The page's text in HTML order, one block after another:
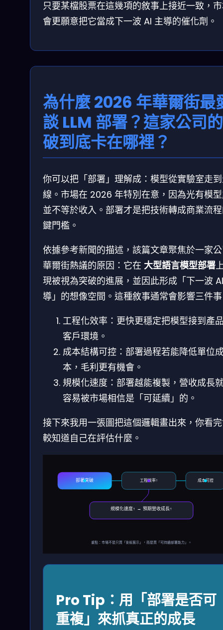
只要某檔股票在這幾項的敘事上接近一致，
會更願意把它當成下一波 AI 主導的催化劑。
為什麼 2026 年華爾街最
談 LLM 部署？這家公司
破到底卡在哪裡？
你可以把「部署」理解成：模型從實驗室走
線。市場在 2026 年特別在意，因為光有模
並不等於收入。部署才是把技術轉成商業流
鍵門檻。
依據參考新聞的描述，該篇文章聚焦於一家
華爾街熱議的原因：它在 大型語言模型部署
現被視為突破的進展，並因此形成「下一波
導」的想像空間。這種敘事通常會影響三件
工程化效率：更快更穩定把模型接到產
客戶環境。
成本結構可控：部署過程若能降低單位
本，毛利更有機會。
規模化速度：部署越能複製，營收成長
容易被市場相信是「可延續」的。
接下來我用一張圖把這個邏輯畫出來，你看
較知道自己在評估什麼。
部署突破 工程效率↑ 成本可控
規模化速度↑ → 預期營收成長↑
重點：市場不是只買「技術展示」，而是買「可持續部署能力」。
Pro Tip：用「部署是否可
重複」來抓真正的成長